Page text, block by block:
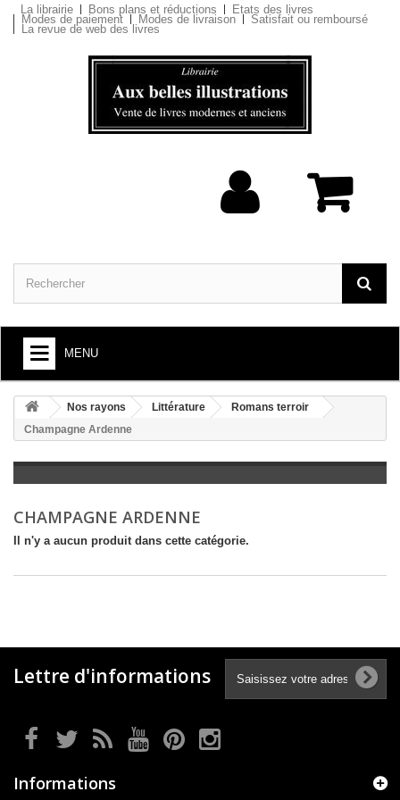
La librairie Bons plans et réductions Etats des livres
Modes de paiement Modes de livraison Satisfait ou remboursé
La revue de web des livres
MENU
+
ARTS ET SOCIÉTÉ
+
LITTÉRATURE
LOISIRS, VIE PRATIQUE
+
SCOLAIRE ET DICTIONNAIRE
Nos rayons Littérature
Romans terroir
Champagne Ardenne
CHAMPAGNE ARDENNE
Il n'y a aucun produit dans cette catégorie.
Lettre d'informations
Informations